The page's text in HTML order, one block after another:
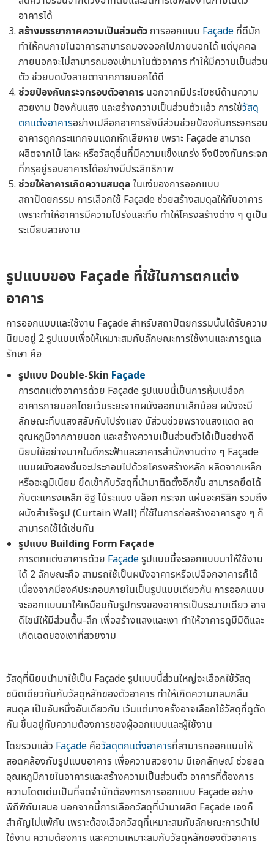
อาคารได้
สร้างบรรยากาศความเป็นส่วนตัว การออกแบบ Façade ที่ดีมัก
ทำให้คนภายในอาคารสามารถมองออกไปภายนอกได้ แต่บุคคล
ภายนอกจะไม่สามารถมองเข้ามาในตัวอาคาร ทำให้มีความเป็นส่วน
ตัว ช่วยบดบังสายตาจากภายนอกได้ดี
ช่วยป้องกันกระจกรอบตัวอาคาร นอกจากมีประโยชน์ด้านความ
สวยงาม ป้องกันแสง และสร้างความเป็นส่วนตัวแล้ว การใช้วัสดุ
ตกแต่งอาคารอย่างเปลือกอาคารยังมีส่วนช่วยป้องกันกระจกรอบ
อาคารถูกกระแทกจนแตกหักเสียหาย เพราะ Façade สามารถ
ผลิตจากไม้ โลหะ หรือวัสดุอื่นที่มีความแข็งแกร่ง จึงป้องกันกระจก
ที่กรุอยู่รอบอาคารได้อย่างมีประสิทธิภาพ
ช่วยให้อาคารเกิดความสมดุล ในแง่ของการออกแบบ
สถาปัตยกรรม การเลือกใช้ Façade ช่วยสร้างสมดุลให้กับอาคาร
เพราะทำให้อาคารมีความโปร่งและทึบ ทำให้โครงสร้างต่าง ๆ ดูเป็น
ระเบียบสวยงาม
รูปแบบของ Façade ที่ใช้ในการตกแต่ง
อาคาร
การออกแบบและใช้งาน Façade สำหรับสถาปัตยกรรมนั้นได้รับความ
นิยมอยู่ 2 รูปแบบเพื่อให้เหมาะสมกับลักษณะการใช้งานและการดูแล
รักษา คือ
รูปแบบ Double-Skin Façade
การตกแต่งอาคารด้วย Façade รูปแบบนี้เป็นการหุ้มเปลือก
อาคารภายนอกโดยเว้นระยะจากผนังออกมาเล็กน้อย ผนังจะมี
ลักษณะทึบแสงสลับกับโปร่งแสง มัส่วนช่วยพรางแสงแดด ลด
อุณหภูมิจากภายนอก และสร้างความเป็นส่วนตัวได้เป็นอย่างดี
นิยมใช้อย่างมากในตึกระฟ้าและอาคารสำนักงานต่าง ๆ Façade
แบบผนังสองชั้นจะประกอบไปด้วยโครงสร้างหลัก ผลิตจากเหล็ก
หรืออะลูมิเนียม ยึดเข้ากับวัสดุที่นำมาติดตั้งอีกชั้น สามารถยึดได้
กับตะแกรงเหล็ก อิฐ ไม้ระแนง บล็อก กระจก แผ่นอะคริลิก รวมถึง
ผนังสำเร็จรูป (Curtain Wall) ที่ใช้ในการก่อสร้างอาคารสูง ๆ ก็
สามารถใช้ได้เช่นกัน
รูปแบบ Building Form Façade
การตกแต่งอาคารด้วย Façadeรูปแบบนี้จะออกแบบมาให้ใช้งาน
ได้ 2 ลักษณะคือ สามรถใช้เป็นผนังอาคารหรือเปลือกอาคารก็ได้
เนื่องจากมีองค์ประกอบภายในเป็นรูปแบบเดียวกัน การออกแบบ
จะออกแบบมาให้เหมือนกับรูปทรงของอาคารเป็นระนาบเดียว อาจ
ดีไซน์ให้มีส่วนตื้น-ลึก เพื่อสร้างแสงและเงา ทำให้อาคารดูมีมิติและ
เกิดเฉดของเงาที่สวยงาม
วัสดุที่นิยมนำมาใช้เป็น Façade รูปแบบนี้ส่วนใหญ่จะเลือกใช้วัสดุ
ชนิดเดียวกันกับวัสดุหลักของตัวอาคาร ทำให้เกิดความกลมกลืน
สมดุล เป็นอันหนึ่งอันเดียวกัน เว้นแต่บางครั้งอาจเลือกใช้วัสดุที่ดูตัด
กัน ขึ้นอยู่กับความต้องการของผู้ออกแบบและผู้ใช้งาน
โดยรวมแล้ว Façade คือวัสดุตกแต่งอาคารที่สามารถออกแบบให้
สอดคล้องกับรูปแบบอาคาร เพื่อความสวยงาม มีเอกลักษณ์ ช่วยลด
อุณหภูมิภายในอาคารและสร้างความเป็นส่วนตัว อาคารที่ต้องการ
ความโดดเด่นเป็นที่จดจำมักต้องการการออกแบบ Façade อย่าง
พิถีพิถันเสมอ นอกจากนี้การเลือกวัสดุที่นำมาผลิต Façade เองก็
สำคัญไม่แพ้กัน เพราะต้องเลือกวัสดุที่เหมาะสมกับลักษณะการนำไป
ใช้งาน ความต้องการ และความเหมาะสมกับวัสดุหลักของตัวอาคาร